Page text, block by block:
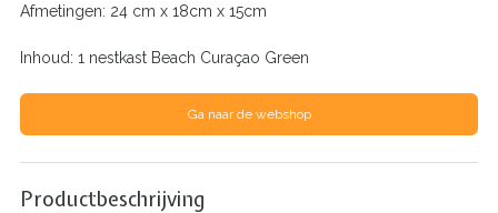
Afmetingen: 24 cm x 18cm x 15cm
Inhoud: 1 nestkast Beach Curaçao Green
Ga naar de webshop
Productbeschrijving